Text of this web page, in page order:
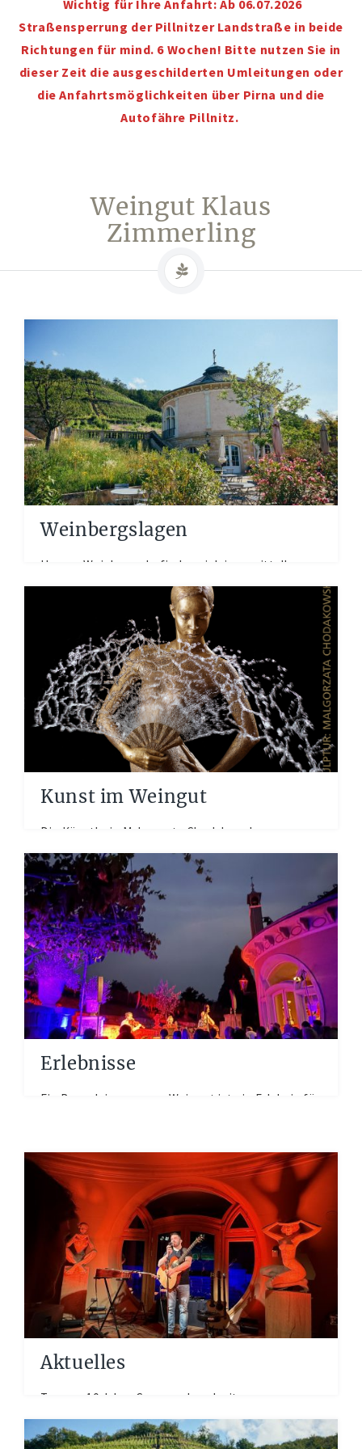
Konto-Details
Bestellungen
Zahlungsmöglichkeiten
Datenschutzerklärung
VERANSTALTUNGEN/KONZERTE
Konzerte
AKTUELLES
KUNST IM WEINGUT
Wichtig für Ihre Anfahrt: Ab 06.07.2026
Straßensperrung der Pillnitzer Landstraße in beide
Richtungen für mind. 6 Wochen! Bitte nutzen Sie in
dieser Zeit die ausgeschilderten Umleitungen oder
die Anfahrtsmöglichkeiten über Pirna und die
Autofähre Pillnitz.
Weingut Klaus
Zimmerling
Weinbergslagen
Unsere Weinberge befinden sich in unmittelbarer
Nähe zu unserem Weinkeller, Presshaus und
Vinothek am Pillnitzer Königlichen...
Kunst im Weingut
Die Künstlerin Malgorzata Chodakowska
thematisiert in ihren anmutigen und grazilen
Skulpturen die Sehnsucht nach der inneren...
Erlebnisse
Ein Besuch in unserem Weingut ist ein Erlebnis für
Aktuelles
Tango – 10 Jahre Conexus Loschwitz:
Sommerbaustelle auf der Pillnitzer Landstraße
Vollsperrung und Umleitungen ab Juli...